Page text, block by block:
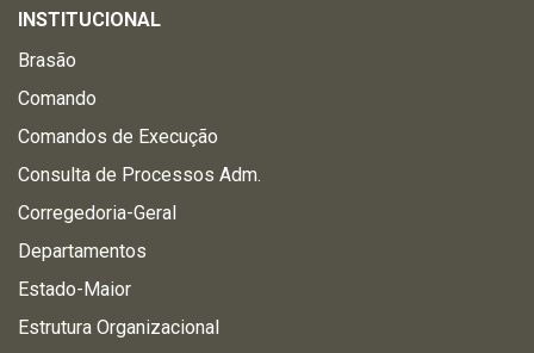
INSTITUCIONAL
Brasão
Comando
Comandos de Execução
Consulta de Processos Adm.
Corregedoria-Geral
Departamentos
Estado-Maior
Estrutura Organizacional